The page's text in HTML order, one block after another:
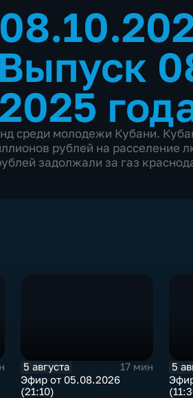
Выпуск
среди молодежи Кубани.
рублей на расселение
задолжали за газ
5 августа
17 мин
Эфир от 05.08.2026
(21:10)
5